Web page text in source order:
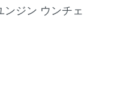
ンジン ウンチェ